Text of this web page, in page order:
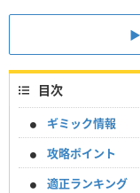
▶
目次
ギミック情報
攻略ポイント
適正ランキング